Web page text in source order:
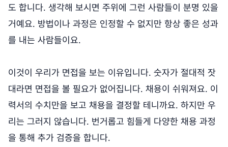
도 합니다. 생각해 보시면 주위에 그런 사람들이 분명 있을
거예요. 방법이나 과정은 인정할 수 없지만 항상 좋은 성과
를 내는 사람들이요.
이것이 우리가 면접을 보는 이유입니다. 숫자가 절대적 잣
대라면 면접을 볼 필요가 없어집니다. 채용이 쉬워져요. 이
력서의 수치만을 보고 채용을 결정할 테니까요. 하지만 우
리는 그러지 않습니다. 번거롭고 힘들게 다양한 채용 과정
을 통해 추가 검증을 합니다.